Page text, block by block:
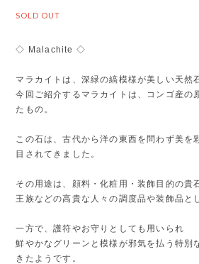
SOLD OUT
◇ Malachite ◇
マラカイトは、深緑の縞模様が美しい天然
今回ご紹介するマラカイトは、コンゴ産の
たもの。
この石は、古代から洋の東西を問わず美を
目されてきました。
その用途は、顔料・化粧用・装飾目的の貴
王族などの高貴な人々の調度品や装飾品と
一方で、護符やお守りとしても用いられ
鮮やかなグリーンと模様が邪気を払う特別
きたようです。